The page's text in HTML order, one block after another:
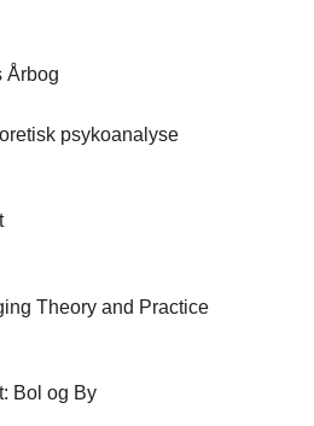
Årbog
psykoanalyse
Theory and Practice
Bol og By